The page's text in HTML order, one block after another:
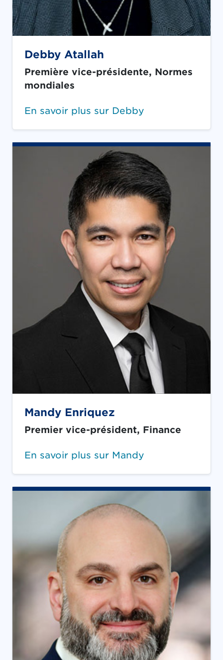
Debby Atallah
Première vice-présidente, Normes
mondiales
En savoir plus sur Debby
Mandy Enriquez
Premier vice-président, Finance
En savoir plus sur Mandy